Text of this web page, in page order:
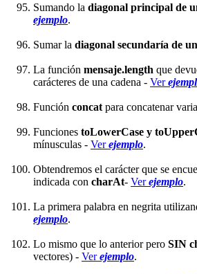
Sumando la diagonal principal de
ejemplo.
Sumar la diagonal secundaría de
La función mensaje.length que
carácteres de una cadena - Ver
Función concat para concatenar
Funciones toLowerCase y
mínusculas - Verejemplo.
Obtendremos el carácter que se
indicada con charAt- Verejemplo.
La primera palabra en negrita
ejemplo.
Lo mismo que lo anterior pero SIN
vectores) - Verejemplo.